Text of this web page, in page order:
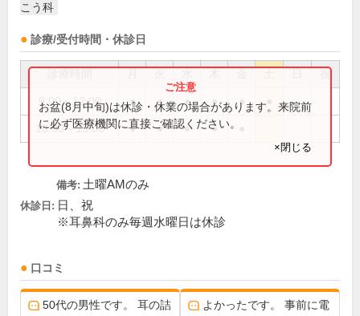
こう科
診療/受付時間・休診日
祝
9:00～12:00 ● ● ● ● ●
16:00～19:00 ● ● ● ●
お盆(8月中旬)は休診・休業の場合があります。来院前
に必ず医療機関に直接ご確認ください。
×閉じる
備考: 土曜AMのみ
休診日: 日、祝
※耳鼻科のみ毎週水曜日は休診
口コミ
50代の男性です。 耳の詰
よかったです。 事前に電